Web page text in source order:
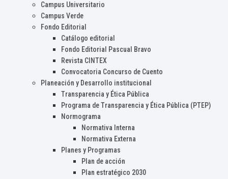
Campus Universitario
Campus Verde
Fondo Editorial
Catálogo editorial
Fondo Editorial Pascual Bravo
Revista CINTEX
Convocatoria Concurso de Cuento
Planeación y Desarrollo institucional
Transparencia y Ética Pública
Programa de Transparencia y Ética Pública (PTEP)
Normograma
Normativa Interna
Normativa Externa
Planes y Programas
Plan de acción
Plan estratégico 2030